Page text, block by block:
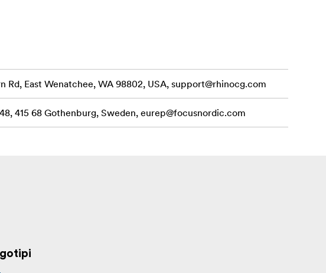
Rd, East Wenatchee, WA 98802, USA, support@rhinocg.com
415 68 Gothenburg, Sweden, eurep@focusnordic.com